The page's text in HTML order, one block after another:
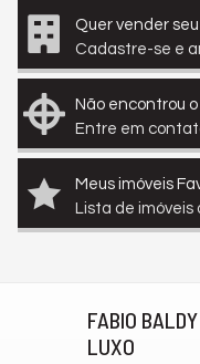
Quer vender
Cadastre-se e
Não encontrou
Entre em
Meus imóveis
Lista de imóveis
FABIO
LUXO